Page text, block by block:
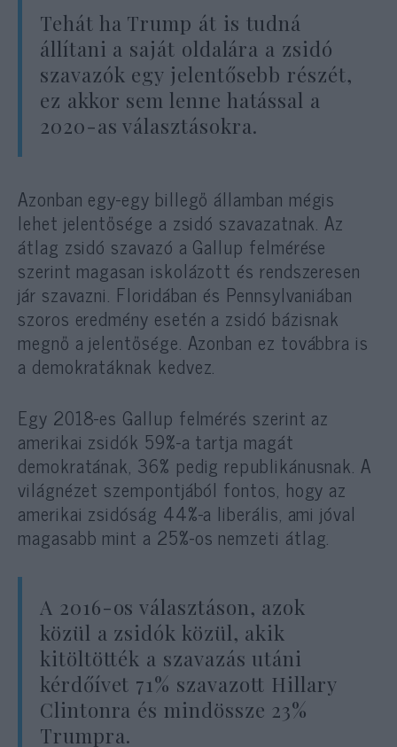
Tehát ha Trump át is tudná
állítani a saját oldalára a zsidó
szavazók egy jelentősebb részét,
ez akkor sem lenne hatással a
2020-as választásokra.
Azonban egy-egy billegő államban mégis
lehet jelentősége a zsidó szavazatnak. Az
átlag zsidó szavazó a Gallup felmérése
szerint magasan iskolázott és rendszeresen
jár szavazni. Floridában és Pennsylvaniában
szoros eredmény esetén a zsidó bázisnak
megnő a jelentősége. Azonban ez továbbra is
a demokratáknak kedvez.
Egy 2018-es Gallup felmérés szerint az
amerikai zsidók 59%-a tartja magát
demokratának, 36% pedig republikánusnak. A
világnézet szempontjából fontos, hogy az
amerikai zsidóság 44%-a liberális, ami jóval
magasabb mint a 25%-os nemzeti átlag.
A 2016-os választáson, azok
közül a zsidók közül, akik
kitöltötték a szavazás utáni
kérdőívet 71% szavazott Hillary
Clintonra és mindössze 23%
Trumpra.